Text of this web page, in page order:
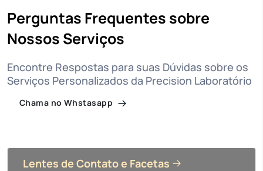
Perguntas Frequentes sobre
Nossos Serviços
Encontre Respostas para suas Dúvidas sobre os
Serviços Personalizados da Precision Laboratório
Chama no Whstasapp
Lentes de Contato e Facetas